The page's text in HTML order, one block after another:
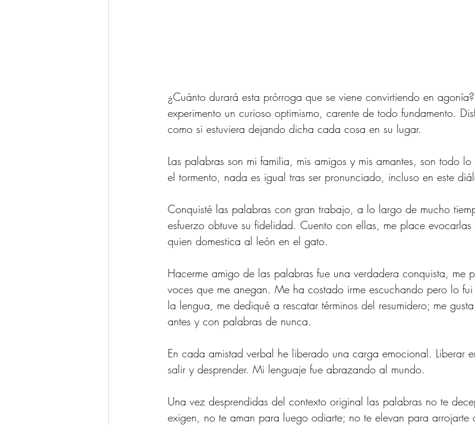
¿Cuánto durará esta prórroga que se viene convirtiendo en
experimento un curioso optimismo, carente de todo fundamento.
como si estuviera dejando dicha cada cosa en su lugar.
Las palabras son mi familia, mis amigos y mis amantes, son todo
el tormento, nada es igual tras ser pronunciado, incluso en este
Conquisté las palabras con gran trabajo, a lo largo de mucho
esfuerzo obtuve su fidelidad. Cuento con ellas, me place
quien domestica al león en el gato.
Hacerme amigo de las palabras fue una verdadera conquista, me
voces que me anegan. Me ha costado irme escuchando pero lo
la lengua, me dediqué a rescatar términos del resumidero; me
antes y con palabras de nunca.
En cada amistad verbal he liberado una carga emocional. Liberar
salir y desprender. Mi lenguaje fue abrazando al mundo.
Una vez desprendidas del contexto original las palabras no te
exigen, no te aman para luego odiarte; no te elevan para arrojarte